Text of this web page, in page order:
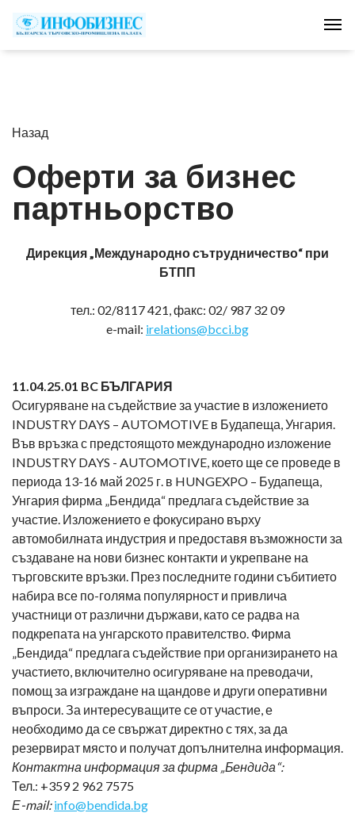
Назад
Оферти за бизнес
партньорство
Дирекция „Международно сътрудничество“ при
БТПП
тел.: 02/8117 421, факс: 02/ 987 32 09
e-mail: irelations@bcci.bg
11.04.25.01 BC БЪЛГАРИЯ
Осигуряване на съдействие за участие в изложението
INDUSTRY DAYS – AUTOMOTIVE в Будапеща, Унгария.
Във връзка с предстоящото международно изложение
INDUSTRY DAYS - AUTOMOTIVE, което ще се проведе в
периода 13-16 май 2025 г. в HUNGEXPO – Будапеща,
Унгария фирма „Бендида“ предлага съдействие за
участие. Изложението е фокусирано върху
автомобилната индустрия и предоставя възможности за
създаване на нови бизнес контакти и укрепване на
търговските връзки. През последните години събитието
набира все по-голяма популярност и привлича
участници от различни държави, като се радва на
подкрепата на унгарското правителство. Фирма
„Бендида“ предлага съдействие при организирането на
участието, включително осигуряване на преводачи,
помощ за изграждане на щандове и други оперативни
въпроси. За интересуващите се от участие, е
необходимо да се свържат директно с тях, за да
резервират място и получат допълнителна информация.
Контактна информация за фирма „Бендида“:
Тел.: +359 2 962 7575
Е-mail:info@bendida.bg